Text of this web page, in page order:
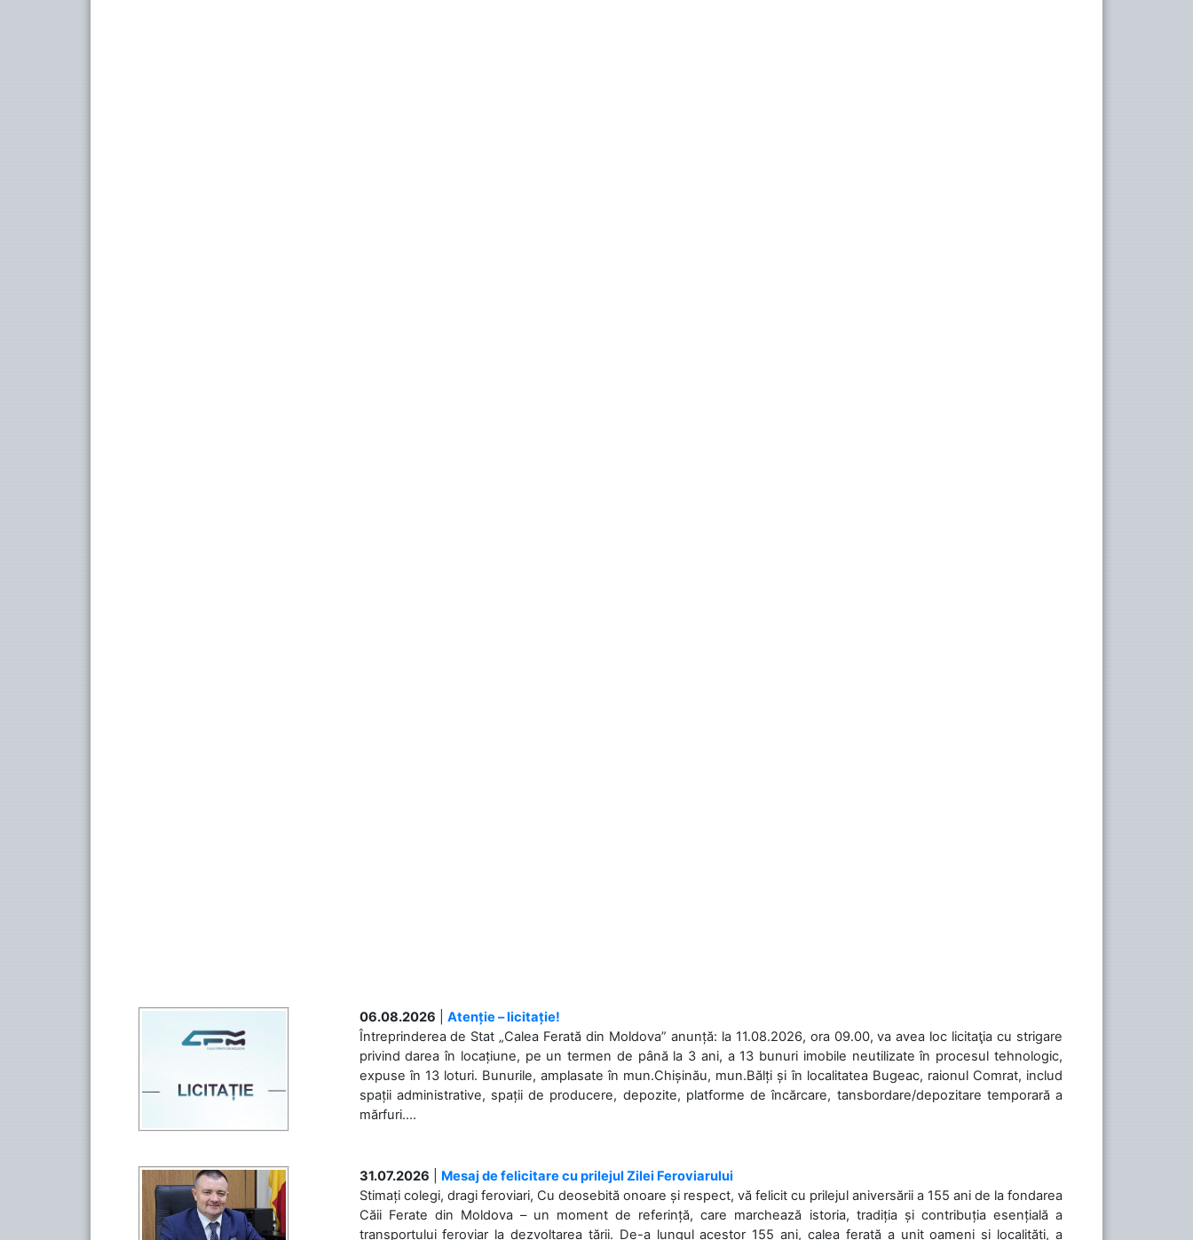
06.08.2026
Atenție – licitație!
Întreprinderea de Stat „Calea Ferată din Moldova” anunță: la 11.08.2026, ora 09.00, va avea loc licitaţia cu strigare
privind darea în locațiune, pe un termen de până la 3 ani, a 13 bunuri imobile neutilizate în procesul tehnologic,
expuse în 13 loturi. Bunurile, amplasate în mun.Chișinău, mun.Bălți și în localitatea Bugeac, raionul Comrat, includ
spații administrative, spații de producere, depozite, platforme de încărcare, tansbordare/depozitare temporară a
mărfuri....
31.07.2026
Mesaj de felicitare cu prilejul Zilei Feroviarului
Stimați colegi, dragi feroviari, Cu deosebită onoare și respect, vă felicit cu prilejul aniversării a 155 ani de la fondarea
Căii Ferate din Moldova – un moment de referință, care marchează istoria, tradiția și contribuția esențială a
transportului feroviar la dezvoltarea țării. De-a lungul acestor 155 ani, calea ferată a unit oameni și localități, a